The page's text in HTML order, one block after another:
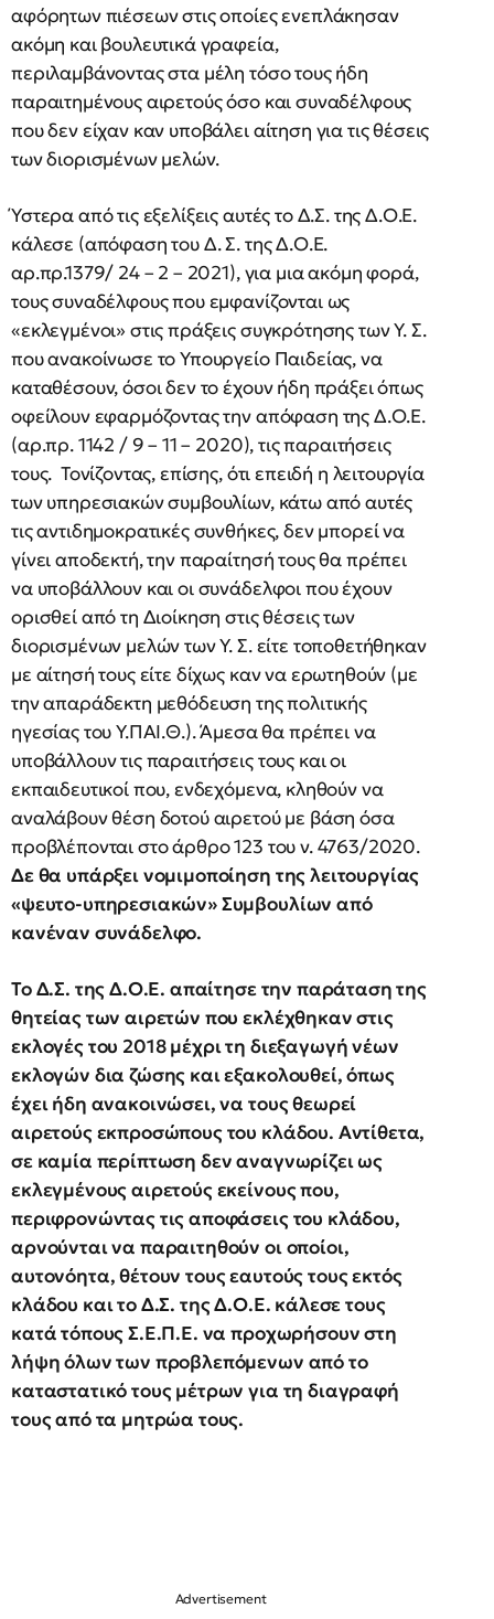
αφόρητων πιέσεων στις οποίες ενεπλάκησαν
ακόμη και βουλευτικά γραφεία,
περιλαμβάνοντας στα μέλη τόσο τους ήδη
παραιτημένους αιρετούς όσο και συναδέλφους
που δεν είχαν καν υποβάλει αίτηση για τις θέσεις
των διορισμένων μελών.
Ύστερα από τις εξελίξεις αυτές το Δ.Σ. της Δ.Ο.Ε.
κάλεσε (απόφαση του Δ. Σ. της Δ.Ο.Ε.
αρ.πρ.1379/ 24 – 2 – 2021), για μια ακόμη φορά,
τους συναδέλφους που εμφανίζονται ως
«εκλεγμένοι» στις πράξεις συγκρότησης των Υ. Σ.
που ανακοίνωσε το Υπουργείο Παιδείας, να
καταθέσουν, όσοι δεν το έχουν ήδη πράξει όπως
οφείλουν εφαρμόζοντας την απόφαση της Δ.Ο.Ε.
(αρ.πρ. 1142 / 9 – 11 – 2020), τις παραιτήσεις
τους. Τονίζοντας, επίσης, ότι επειδή η λειτουργία
των υπηρεσιακών συμβουλίων, κάτω από αυτές
τις αντιδημοκρατικές συνθήκες, δεν μπορεί να
γίνει αποδεκτή, την παραίτησή τους θα πρέπει
να υποβάλλουν και οι συνάδελφοι που έχουν
ορισθεί από τη Διοίκηση στις θέσεις των
διορισμένων μελών των Υ. Σ. είτε τοποθετήθηκαν
με αίτησή τους είτε δίχως καν να ερωτηθούν (με
την απαράδεκτη μεθόδευση της πολιτικής
ηγεσίας του Υ.ΠΑΙ.Θ.). Άμεσα θα πρέπει να
υποβάλλουν τις παραιτήσεις τους και οι
εκπαιδευτικοί που, ενδεχόμενα, κληθούν να
αναλάβουν θέση δοτού αιρετού με βάση όσα
προβλέπονται στο άρθρο 123 του ν. 4763/2020.
Δε θα υπάρξει νομιμοποίηση της λειτουργίας
«ψευτο-υπηρεσιακών» Συμβουλίων από
κανέναν συνάδελφο.
Το Δ.Σ. της Δ.Ο.Ε. απαίτησε την παράταση της
θητείας των αιρετών που εκλέχθηκαν στις
εκλογές του 2018 μέχρι τη διεξαγωγή νέων
εκλογών δια ζώσης και εξακολουθεί, όπως
έχει ήδη ανακοινώσει, να τους θεωρεί
αιρετούς εκπροσώπους του κλάδου. Αντίθετα,
σε καμία περίπτωση δεν αναγνωρίζει ως
εκλεγμένους αιρετούς εκείνους που,
περιφρονώντας τις αποφάσεις του κλάδου,
αρνούνται να παραιτηθούν οι οποίοι,
αυτονόητα, θέτουν τους εαυτούς τους εκτός
κλάδου και το Δ.Σ. της Δ.Ο.Ε. κάλεσε τους
κατά τόπους Σ.Ε.Π.Ε. να προχωρήσουν στη
λήψη όλων των προβλεπόμενων από το
καταστατικό τους μέτρων για τη διαγραφή
τους από τα μητρώα τους.